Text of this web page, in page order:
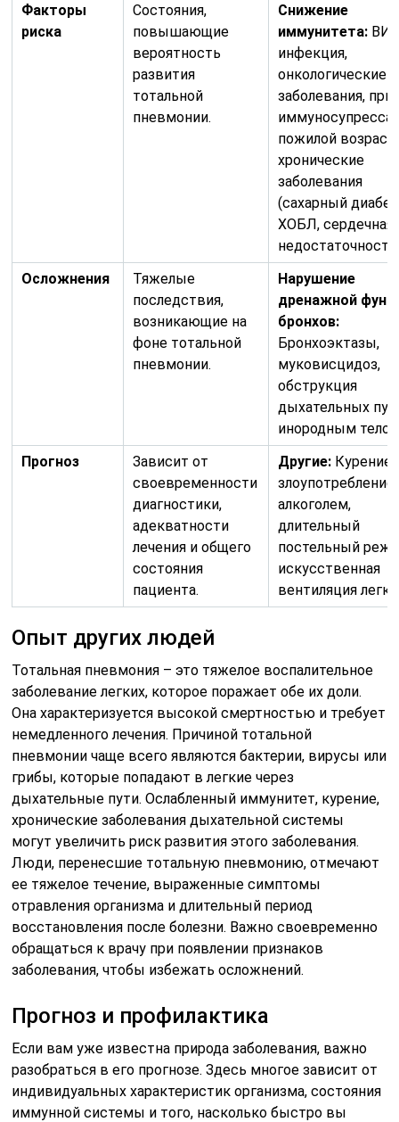
Факторы
риска
Состояния,
повышающие
вероятность
развития
тотальной
пневмонии.
Снижение
иммунитета:
инфекция,
онкологические
заболевания,
пожилой возраст,
хронические
заболевания
(сахарный
ХОБЛ, сердечная
Осложнения
Тяжелые
последствия,
возникающие на
фоне тотальной
пневмонии.
Нарушение
дренажной
бронхов:
Бронхоэктазы,
муковисцидоз,
обструкция
дыхательных
инородным
Прогноз
Зависит от
своевременности
диагностики,
адекватности
лечения и общего
состояния
пациента.
Другие: Курение,
злоупотребление
алкоголем,
длительный
постельный
искусственная
вентиляция
Опыт других людей
Тотальная пневмония – это тяжелое воспалительное
заболевание легких, которое поражает обе их доли.
Она характеризуется высокой смертностью и требует
немедленного лечения. Причиной тотальной
пневмонии чаще всего являются бактерии, вирусы или
грибы, которые попадают в легкие через
дыхательные пути. Ослабленный иммунитет, курение,
хронические заболевания дыхательной системы
могут увеличить риск развития этого заболевания.
Люди, перенесшие тотальную пневмонию, отмечают
ее тяжелое течение, выраженные симптомы
отравления организма и длительный период
восстановления после болезни. Важно своевременно
обращаться к врачу при появлении признаков
заболевания, чтобы избежать осложнений.
Прогноз и профилактика
Если вам уже известна природа заболевания, важно
разобраться в его прогнозе. Здесь многое зависит от
индивидуальных характеристик организма, состояния
иммунной системы и того, насколько быстро вы